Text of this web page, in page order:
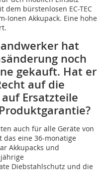
dem bürstenlosen EC-TEC
Ionen Akkupack. Eine hohe
hat
noch
gekauft. Hat er
auf die
Ersatzteile
auch für alle Geräte von
das eine 36-monatige
Akkupacks und
Diebstahlschutz und die